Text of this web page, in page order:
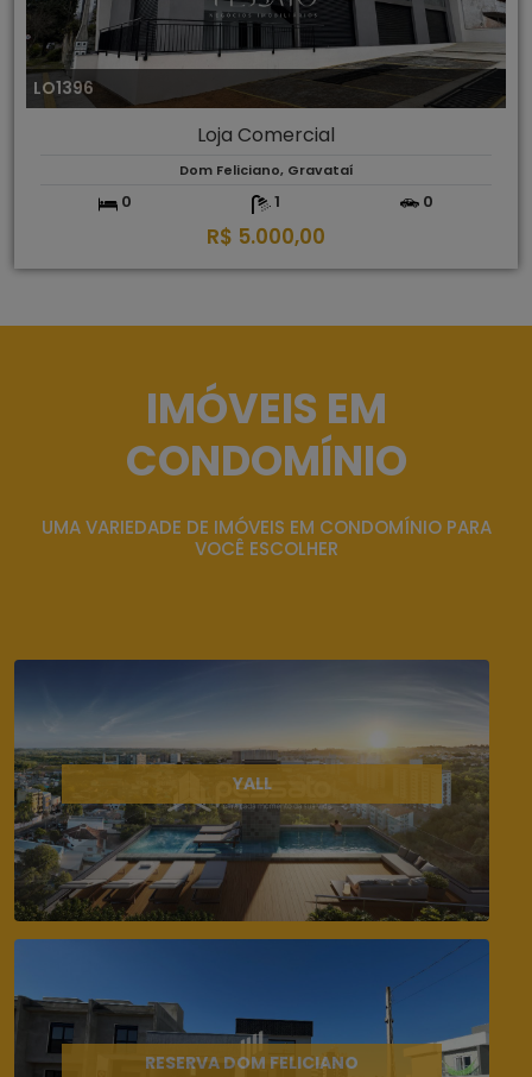
LO1396
Loja Comercial
Dom Feliciano, Gravataí
0 1 0
R$ 5.000,00
IMÓVEIS EM
CONDOMÍNIO
UMA VARIEDADE DE IMÓVEIS EM CONDOMÍNIO PARA
VOCÊ ESCOLHER
YALL
RESERVA DOM FELICIANO